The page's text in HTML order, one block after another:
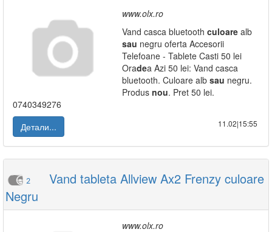
www.olx.ro
Vand casca bluetooth culoare alb
sau negru oferta Accesorii
Telefoane - Tablete Casti 50 lei
Oradea Azi 50 lei: Vand casca
bluetooth. Culoare alb sau negru.
Produs nou. Pret 50 lei.
0740349276
Детали...
11.02|15:55
2
Vand tableta Allview Ax2 Frenzy culoare
Negru
www.olx.ro